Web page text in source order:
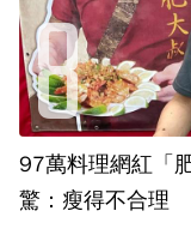
97萬料理網紅「
驚：瘦得不合理